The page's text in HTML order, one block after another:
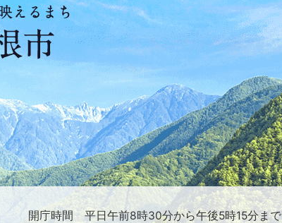
開庁時間 平日午前8時30分から午後5時15分まで